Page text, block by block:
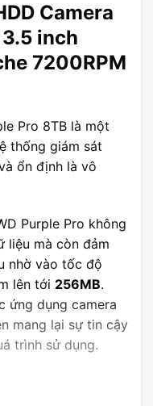
Camera
inch
7200RPM
Pro 8TB là một
thống giám sát
ổn định là vô
Purple Pro không
liệu mà còn đảm
nhờ vào tốc độ
lên tới 256MB.
ứng dụng camera
mang lại sự tin cậy
trình sử dụng.